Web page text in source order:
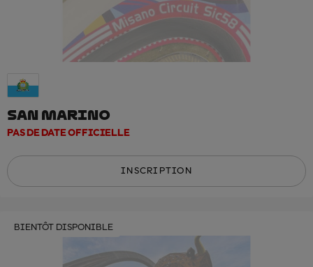
SAN MARINO
PAS DE DATE OFFICIELLE
INSCRIPTION
BIENTÔT DISPONIBLE